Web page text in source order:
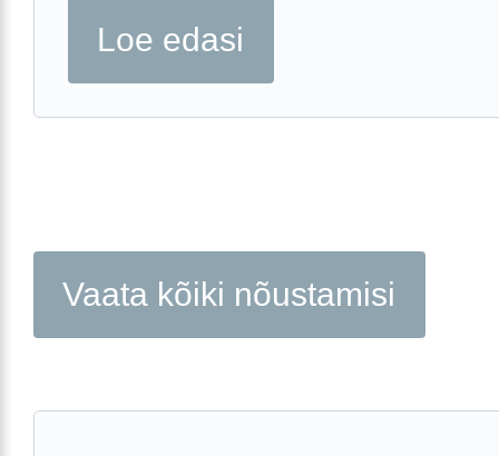
Loe edasi
Vaata kõiki nõustamisi